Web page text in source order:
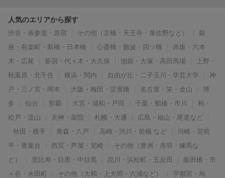
人気のエリアから探す
渋谷・表参道・原宿 その他（京橋・天王寺・泉佐野など）
銀
座・有楽町・新橋・日本橋
心斎橋・難波・四ツ橋
赤坂・六本
木・広尾
新宿・代々木・大久保 池袋・大塚・高田馬場
上野・
秋葉原・北千住
横浜・関内 自由が丘・二子玉川・学芸大学
神
戸・三ノ宮・岡本
大阪・梅田・淀屋橋 名古屋・栄・金山
博
多
仙台 那覇 大宮・浦和・戸田 千葉・船橋・市川
柏・
松戸・流山
天神・薬院 札幌・大通
広島・福山・尾道など
秋田・横手
青森・八戸 高崎・渋川・前橋 など
川崎・宮前
平・青葉台
西宮・芦屋・尼崎
その他（豊洲・赤羽・練馬な
ど）
恵比寿・目黒・中目黒 品川・浜松町・五反田
飯田橋・市
ヶ谷・永田町
その他（大和・上大岡・六浦など）
宇都宮・烏